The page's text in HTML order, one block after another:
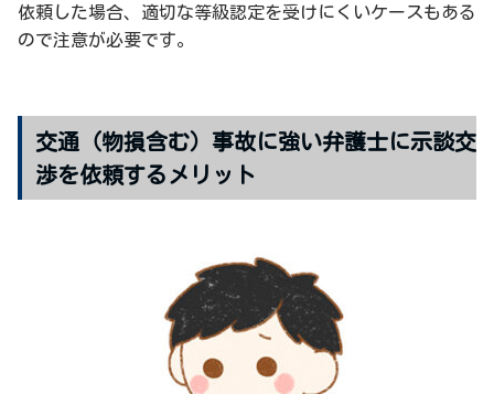
依頼した場合、適切な等級認定を受けにくいケースもある
ので注意が必要です。
交通（物損含む）事故に強い弁護士に示談交
渉を依頼するメリット